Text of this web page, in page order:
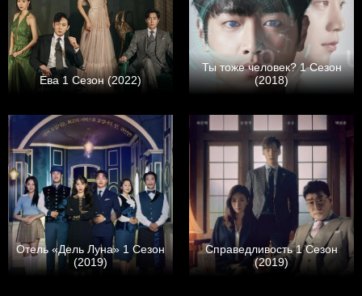
Ева 1 Сезон (2022)
Ты тоже человек? 1 Сезон
(2018)
Отель «Дель Луна» 1 Сезон
(2019)
Справедливость 1 Сезон
(2019)